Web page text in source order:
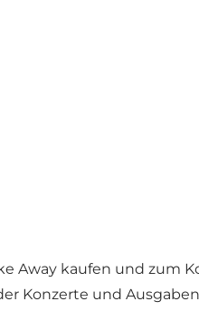
Away kaufen und zum
Konzerte und